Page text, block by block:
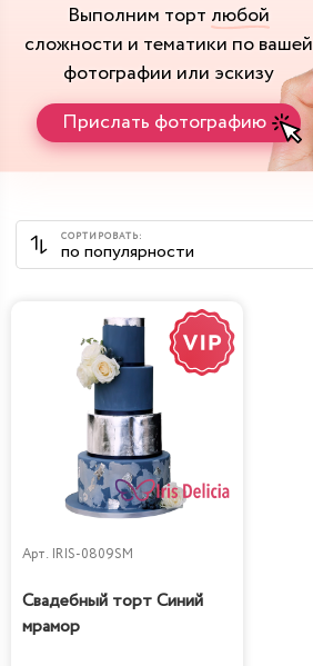
Выполним торт любой
сложности и тематики по вашей
фотографии или эскизу
Прислать фотографию
Арт. IRIS-0809SM
Свадебный торт Синий
мрамор